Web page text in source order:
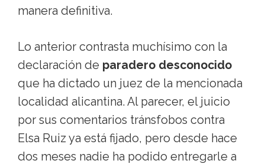
manera definitiva.
Lo anterior contrasta muchísimo con la
declaración de paradero desconocido
que ha dictado un juez de la mencionada
localidad alicantina. Al parecer, el juicio
por sus comentarios tránsfobos contra
Elsa Ruiz ya está fijado, pero desde hace
dos meses nadie ha podido entregarle a